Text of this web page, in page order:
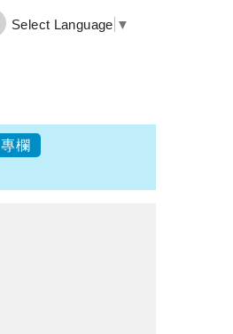
Select Language ▼
專欄